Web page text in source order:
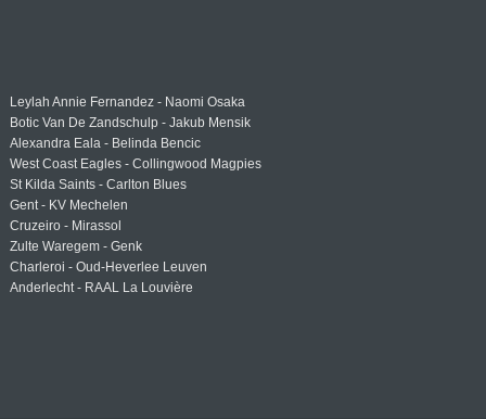
Leylah Annie Fernandez - Naomi Osaka
Botic Van De Zandschulp - Jakub Mensik
Alexandra Eala - Belinda Bencic
West Coast Eagles - Collingwood Magpies
St Kilda Saints - Carlton Blues
Gent - KV Mechelen
Cruzeiro - Mirassol
Zulte Waregem - Genk
Charleroi - Oud-Heverlee Leuven
Anderlecht - RAAL La Louvière